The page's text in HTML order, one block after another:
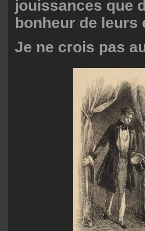
jouissances que
bonheur de leurs
Je ne crois pas